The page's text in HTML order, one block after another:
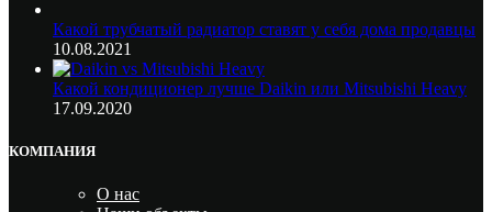
Какой трубчатый радиатор ставят у себя дома продавцы
10.08.2021
Какой кондиционер лучше Daikin или Mitsubishi Heavy
17.09.2020
КОМПАНИЯ
О нас